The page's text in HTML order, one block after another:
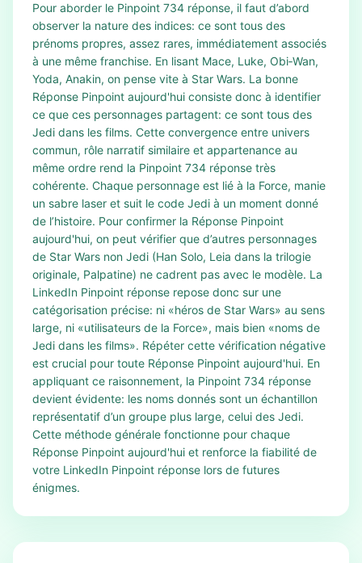
Pour aborder le Pinpoint 734 réponse, il faut d’abord
observer la nature des indices: ce sont tous des
prénoms propres, assez rares, immédiatement associés
à une même franchise. En lisant Mace, Luke, Obi‑Wan,
Yoda, Anakin, on pense vite à Star Wars. La bonne
Réponse Pinpoint aujourd'hui consiste donc à identifier
ce que ces personnages partagent: ce sont tous des
Jedi dans les films. Cette convergence entre univers
commun, rôle narratif similaire et appartenance au
même ordre rend la Pinpoint 734 réponse très
cohérente. Chaque personnage est lié à la Force, manie
un sabre laser et suit le code Jedi à un moment donné
de l’histoire. Pour confirmer la Réponse Pinpoint
aujourd'hui, on peut vérifier que d’autres personnages
de Star Wars non Jedi (Han Solo, Leia dans la trilogie
originale, Palpatine) ne cadrent pas avec le modèle. La
LinkedIn Pinpoint réponse repose donc sur une
catégorisation précise: ni «héros de Star Wars» au sens
large, ni «utilisateurs de la Force», mais bien «noms de
Jedi dans les films». Répéter cette vérification négative
est crucial pour toute Réponse Pinpoint aujourd'hui. En
appliquant ce raisonnement, la Pinpoint 734 réponse
devient évidente: les noms donnés sont un échantillon
représentatif d’un groupe plus large, celui des Jedi.
Cette méthode générale fonctionne pour chaque
Réponse Pinpoint aujourd'hui et renforce la fiabilité de
votre LinkedIn Pinpoint réponse lors de futures
énigmes.